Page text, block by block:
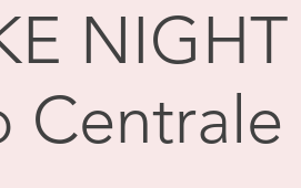
NIGHT
Centrale